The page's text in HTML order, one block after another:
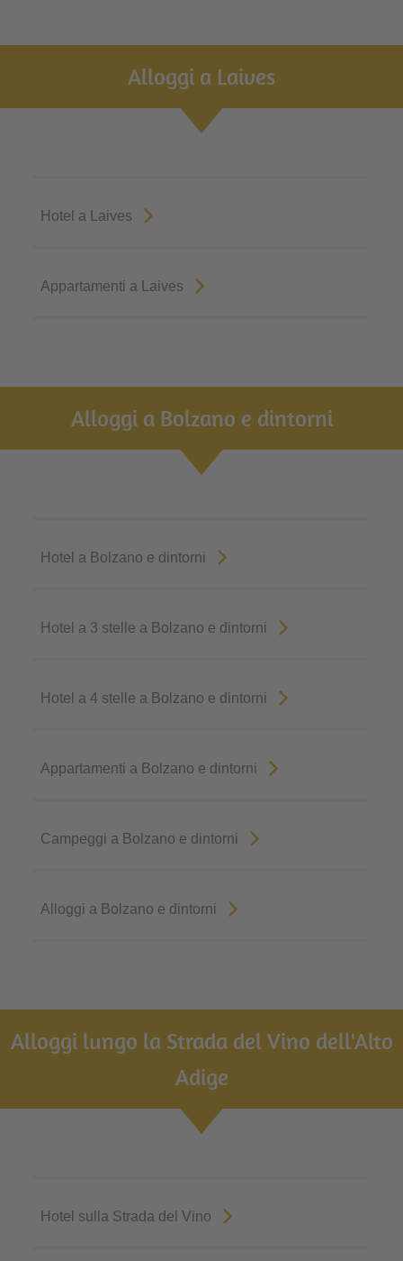
Alloggi a Laives
Hotel a Laives
Appartamenti a Laives
Alloggi a Bolzano e dintorni
Hotel a Bolzano e dintorni
Hotel a 3 stelle a Bolzano e dintorni
Hotel a 4 stelle a Bolzano e dintorni
Appartamenti a Bolzano e dintorni
Campeggi a Bolzano e dintorni
Alloggi a Bolzano e dintorni
Alloggi lungo la Strada del Vino dell'Alto
Adige
Hotel sulla Strada del Vino